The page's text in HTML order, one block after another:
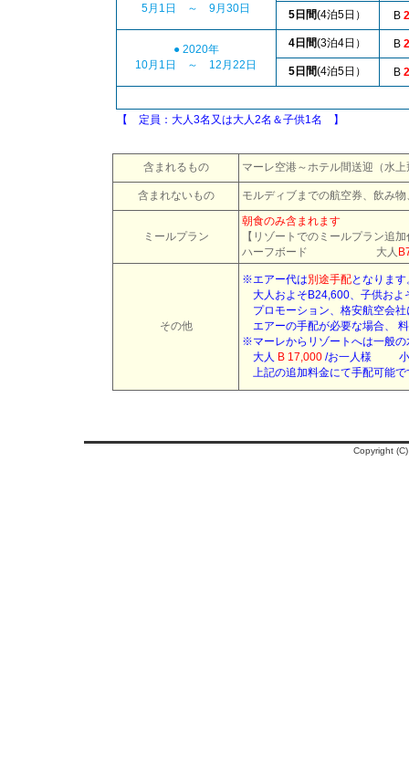
5月1日 ～ 9月30日
5日間(4泊5日） B
● 2020年
10月1日 ～ 12月22日
4日間(3泊4日） B
5日間(4泊5日） B
【 定員：大人3名又は大人2名＆子供1名 】
含まれるもの マーレ空港～ホテル間送迎（水
含まれないもの モルディブまでの航空券、 飲み物
ミールプラン
朝食のみ含まれます
【リゾートでのミールプラン追
ハーフボード 大人
その他
※エアー代は別途手配となりま
大人およそB24,600、子供お
プロモーション、格安航空会社
エアーの手配が必要な場合、
※マーレからリゾートへは一般
大人 B 17,000 /お一人様
上記の追加料金にて手配可能で
Copyright